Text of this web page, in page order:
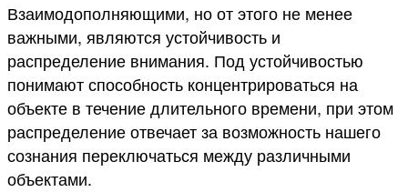
Взаимодополняющими, но от этого не менее
важными, являются устойчивость и
распределение внимания. Под устойчивостью
понимают способность концентрироваться на
объекте в течение длительного времени, при этом
распределение отвечает за возможность нашего
сознания переключаться между различными
объектами.